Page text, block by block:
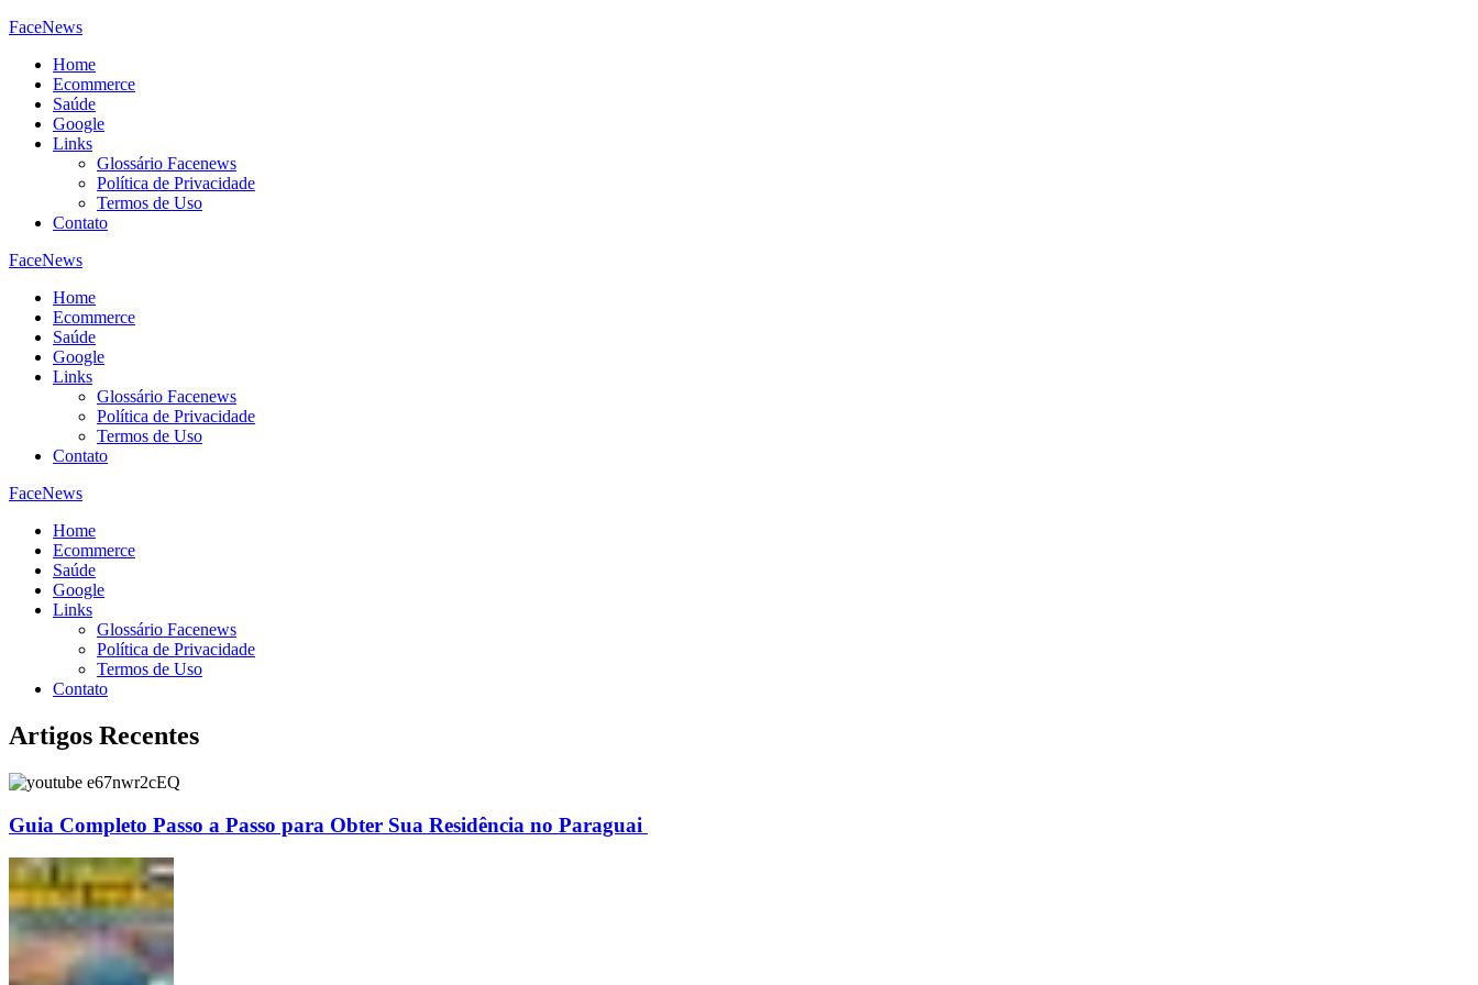
FaceNews
Home
Ecommerce
Saúde
Google
Links
Glossário Facenews
Política de Privacidade
Termos de Uso
Contato
FaceNews
Home
Ecommerce
Saúde
Google
Links
Glossário Facenews
Política de Privacidade
Termos de Uso
Contato
FaceNews
Home
Ecommerce
Saúde
Google
Links
Glossário Facenews
Política de Privacidade
Termos de Uso
Contato
Artigos Recentes
Guia Completo Passo a Passo para Obter Sua Residência no Paraguai